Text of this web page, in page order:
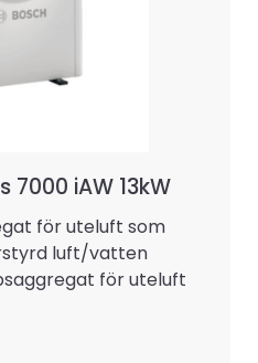
7000 iAW 13kW
för uteluft som
luft/vatten
för uteluft